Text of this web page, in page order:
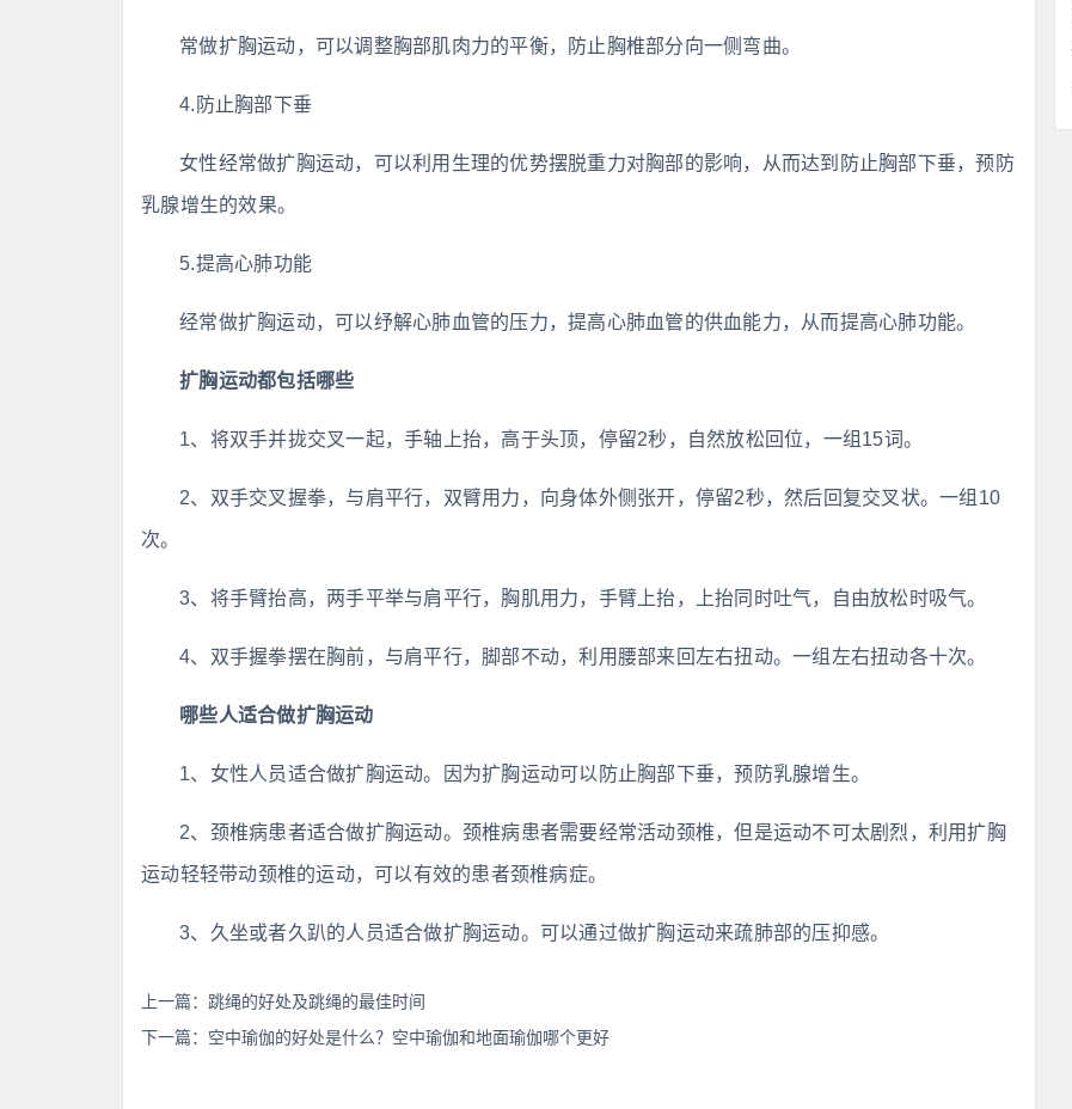
常做扩胸运动，可以调整胸部肌肉力的平衡，防止胸椎部分向一侧弯曲。
4.防止胸部下垂
女性经常做扩胸运动，可以利用生理的优势摆脱重力对胸部的影响，从而达到防止胸部下垂，预防
乳腺增生的效果。
5.提高心肺功能
经常做扩胸运动，可以纾解心肺血管的压力，提高心肺血管的供血能力，从而提高心肺功能。
扩胸运动都包括哪些
1、将双手并拢交叉一起，手轴上抬，高于头顶，停留2秒，自然放松回位，一组15词。
2、双手交叉握拳，与肩平行，双臂用力，向身体外侧张开，停留2秒，然后回复交叉状。一组10
次。
3、将手臂抬高，两手平举与肩平行，胸肌用力，手臂上抬，上抬同时吐气，自由放松时吸气。
4、双手握拳摆在胸前，与肩平行，脚部不动，利用腰部来回左右扭动。一组左右扭动各十次。
哪些人适合做扩胸运动
1、女性人员适合做扩胸运动。因为扩胸运动可以防止胸部下垂，预防乳腺增生。
2、颈椎病患者适合做扩胸运动。颈椎病患者需要经常活动颈椎，但是运动不可太剧烈，利用扩胸
运动轻轻带动颈椎的运动，可以有效的患者颈椎病症。
3、久坐或者久趴的人员适合做扩胸运动。可以通过做扩胸运动来疏肺部的压抑感。
上一篇： 跳绳的好处及跳绳的最佳时间
下一篇： 空中瑜伽的好处是什么？空中瑜伽和地面瑜伽哪个更好